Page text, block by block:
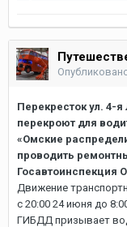
Перекресток ул. 4-
перекроют для
«Омские
проводить
Госавтоинспекция
Движение
с 20:00 24 июня до
ГИБДД призывает